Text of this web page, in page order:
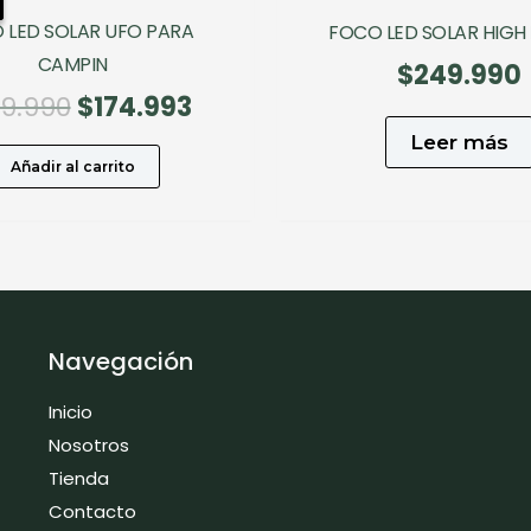
SOLAR UFO PARA
CAMPIN
El
precio
original
$174.993El
Añadir al carrito
FOCO LED SOLAR HIGH
$249.990
Leer más
Navegación
Inicio
Nosotros
Tienda
Contacto